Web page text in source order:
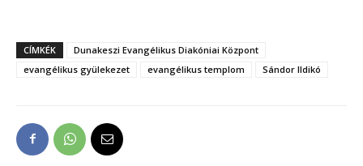
CÍMKÉK
Dunakeszi Evangélikus Diakóniai Központ
evangélikus gyülekezet
evangélikus templom Sándor Ildikó